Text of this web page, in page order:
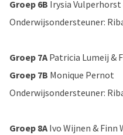
Groep 6B Irysia
Onderwijsondersteuner:
Groep 7A Patricia Lumeij &
Groep 7B Monique Pernot
Onderwijsondersteuner:
Groep 8A Ivo Wijnen & Finn